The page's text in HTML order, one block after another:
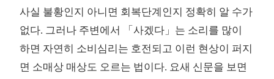
사실 불황인지 아니면 회복단계인지 정확히 알 수가
없다. 그러나 주변에서 「사겠다」는 소리를 많이
하면 자연히 소비심리는 호전되고 이런 현상이 퍼지
면 소매상 매상도 오르는 법이다. 요새 신문을 보면